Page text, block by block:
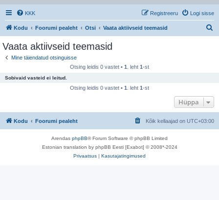
KKK Logi sisse
Registreeru
Kodu Foorumi pealeht Otsi Vaata aktiivseid teemasid
Vaata aktiivseid teemasid
Mine täiendatud otsinguisse
Otsing leidis 0 vastet • 1 . leht 1-st
Sobivaid vasteid ei leitud.
Otsing leidis 0 vastet • 1 . leht 1-st
Hüppa
Kodu Foorumi pealeht Kõik kellaajad on UTC+03:00
Arendas phpBB® Forum Software © phpBB Limited
Estonian translation by phpBB Eesti [Exabot] © 2008*-2024
Privaatsus | Kasutajatingimused